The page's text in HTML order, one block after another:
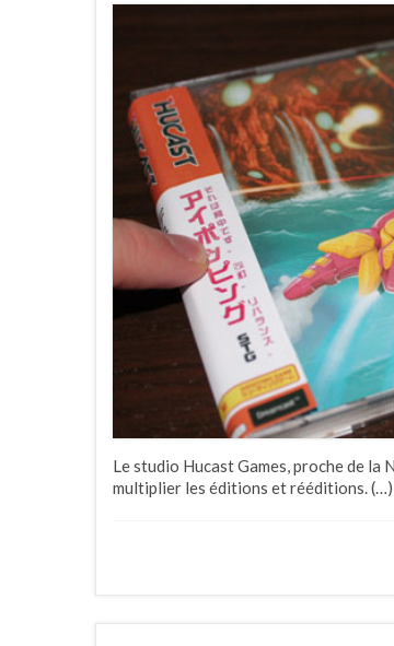
Le studio Hucast Games, proche de la
multiplier les éditions et rééditions. (…)